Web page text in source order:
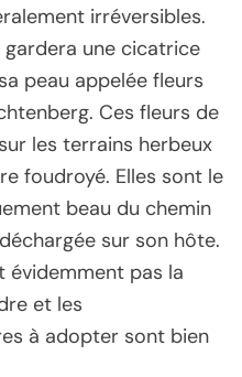
irréversibles.
une cicatrice
peau appelée fleurs
Ces fleurs de
les terrains herbeux
foudroyé. Elles sont le
beau du chemin
sur son hôte.
évidemment pas la
et les
à adopter sont bien